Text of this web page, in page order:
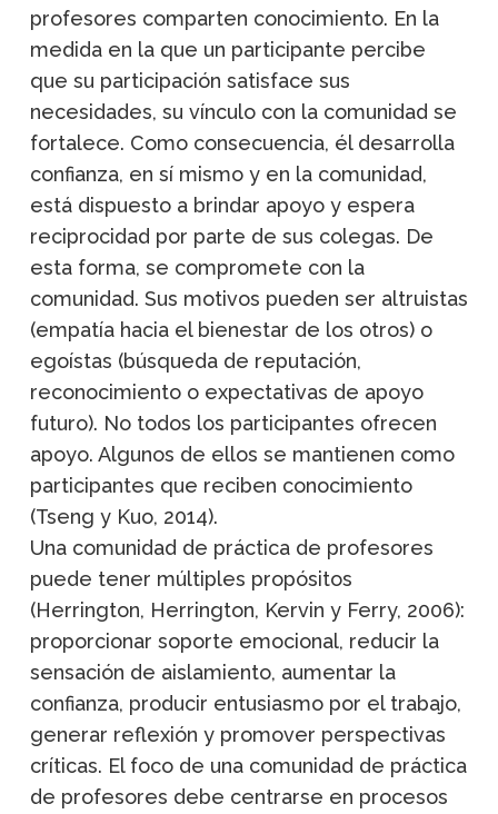
profesores comparten conocimiento. En la
medida en la que un participante percibe
que su participación satisface sus
necesidades, su vínculo con la comunidad se
fortalece. Como consecuencia, él desarrolla
confianza, en sí mismo y en la comunidad,
está dispuesto a brindar apoyo y espera
reciprocidad por parte de sus colegas. De
esta forma, se compromete con la
comunidad. Sus motivos pueden ser altruistas
(empatía hacia el bienestar de los otros) o
egoístas (búsqueda de reputación,
reconocimiento o expectativas de apoyo
futuro). No todos los participantes ofrecen
apoyo. Algunos de ellos se mantienen como
participantes que reciben conocimiento
(Tseng y Kuo, 2014).
Una comunidad de práctica de profesores
puede tener múltiples propósitos
(Herrington, Herrington, Kervin y Ferry, 2006):
proporcionar soporte emocional, reducir la
sensación de aislamiento, aumentar la
confianza, producir entusiasmo por el trabajo,
generar reflexión y promover perspectivas
críticas. El foco de una comunidad de práctica
de profesores debe centrarse en procesos